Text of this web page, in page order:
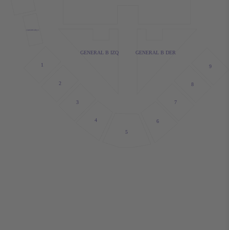
9
8
7
6
5
4
3
2
1
GENERAL B DER
GENERAL B IZQ
JARDIN IZQ C